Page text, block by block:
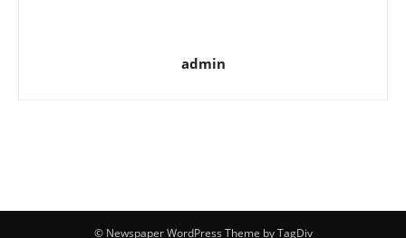
admin
© Newspaper WordPress Theme by TagDiv